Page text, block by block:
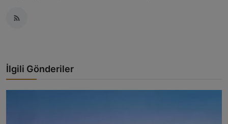
İlgili Gönderiler